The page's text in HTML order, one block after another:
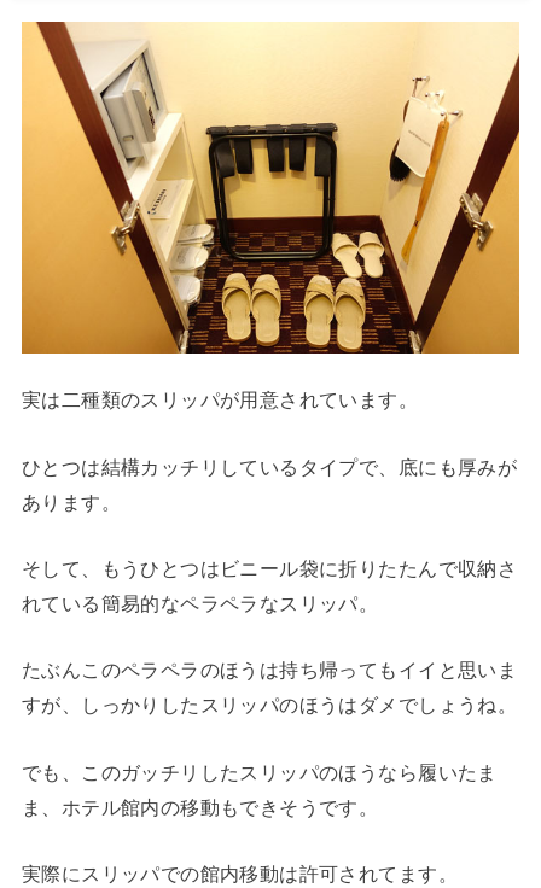
実は二種類のスリッパが用意されています。
ひとつは結構カッチリしているタイプで、底にも厚みが
あります。
そして、もうひとつはビニール袋に折りたたんで収納さ
れている簡易的なペラペラなスリッパ。
たぶんこのペラペラのほうは持ち帰ってもイイと思いま
すが、しっかりしたスリッパのほうはダメでしょうね。
でも、このガッチリしたスリッパのほうなら履いたま
ま、ホテル館内の移動もできそうです。
実際にスリッパでの館内移動は許可されてます。